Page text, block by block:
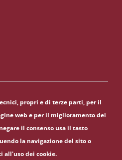
propri e di terze parti, per il
web e per il miglioramento dei
il consenso usa il tasto
la navigazione del sito o
all'uso dei cookie.